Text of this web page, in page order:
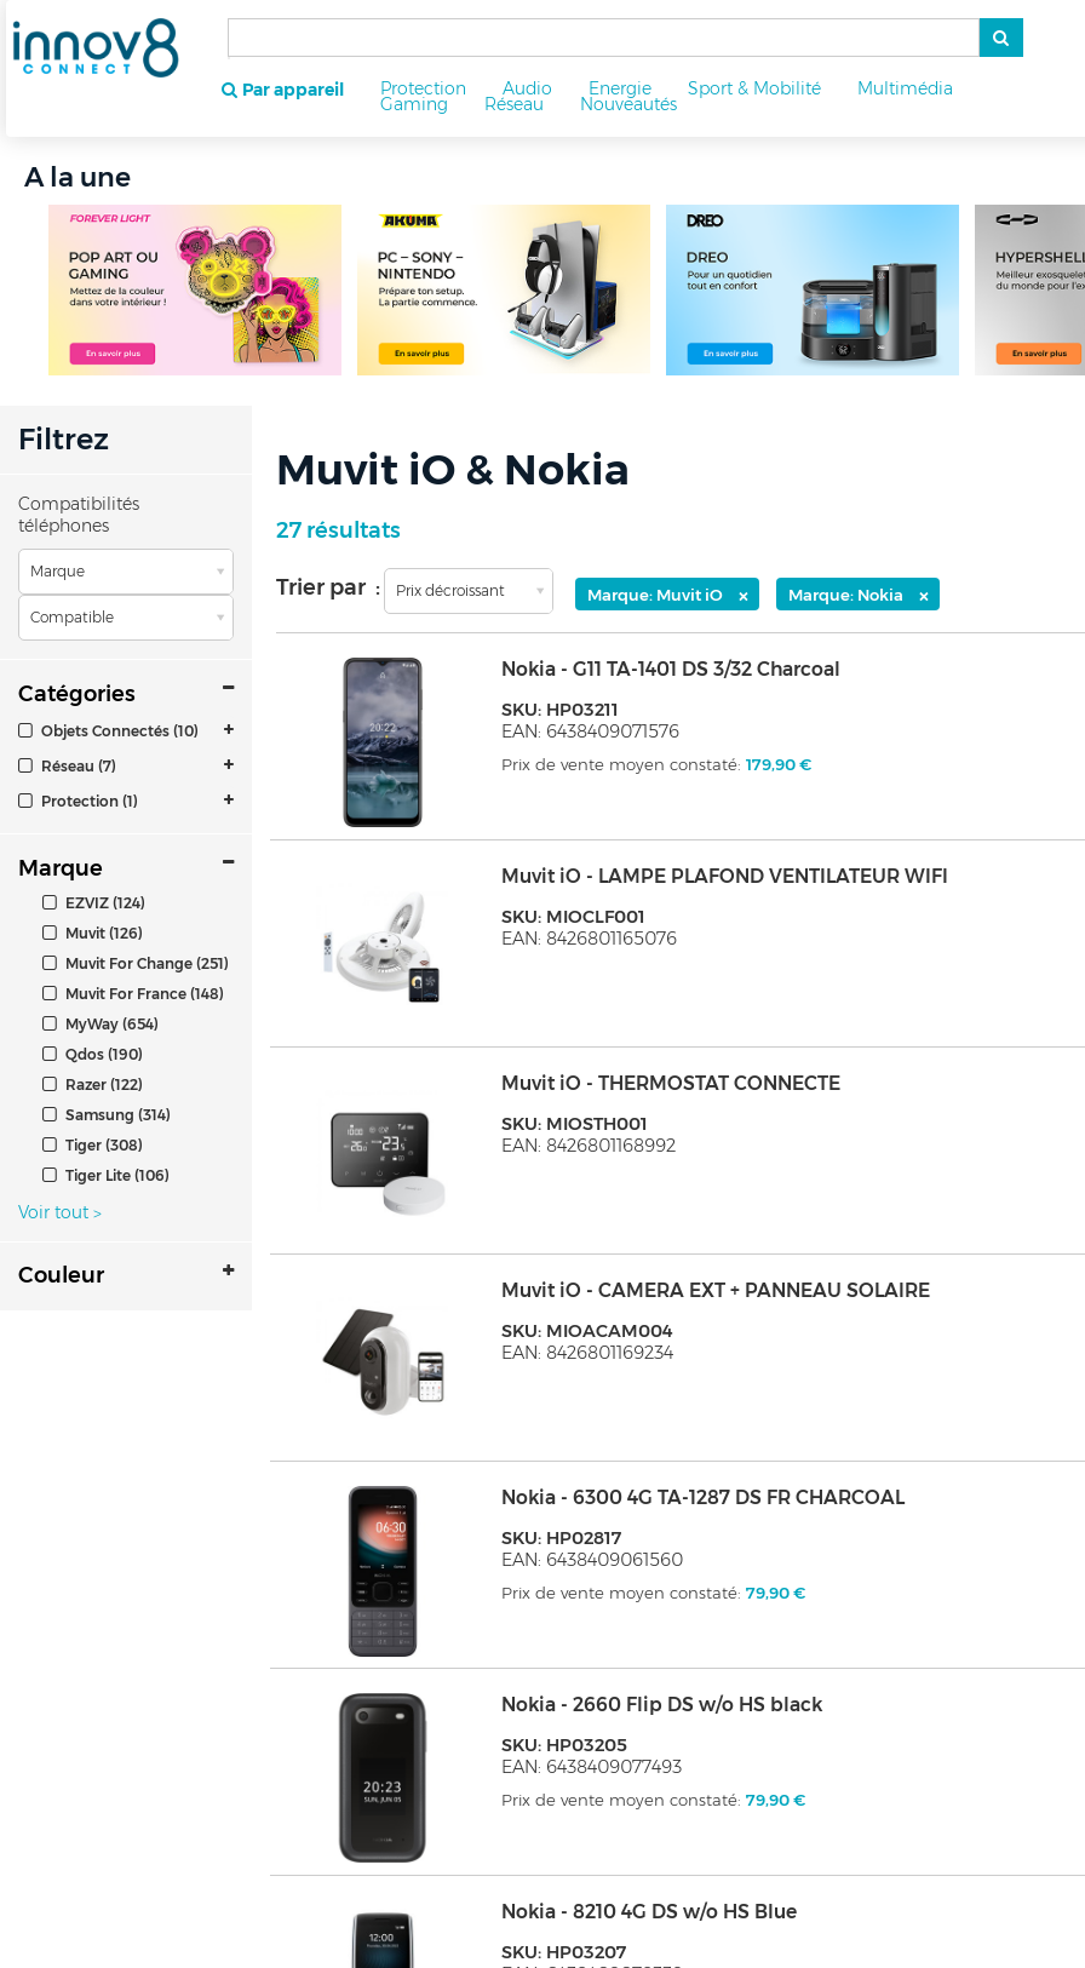
Par appareil Protection Audio Energie Sport & Mobilité Multimédia
Gaming Réseau Nouveautés
A la une
Filtrez
Compatibilités
téléphones
Marque
Compatible
Catégories
Objets Connectés (10)
Réseau (7)
Protection (1)
Marque
EZVIZ (124)
Muvit (126)
Muvit For Change (251)
Muvit For France (148)
MyWay (654)
Qdos (190)
Razer (122)
Samsung (314)
Tiger (308)
Tiger Lite (106)
Voir tout >
Couleur
Muvit iO & Nokia
27 résultats
Trier par : Prix décroissant Marque: Muvit iO × Marque: Nokia ×
Nokia - G11 TA-1401 DS 3/32 Charcoal
SKU: HP03211
EAN: 6438409071576
Prix de vente moyen constaté:179,90 €
Muvit iO - LAMPE PLAFOND VENTILATEUR WIFI
SKU: MIOCLF001
EAN: 8426801165076
Muvit iO - THERMOSTAT CONNECTE
SKU: MIOSTH001
EAN: 8426801168992
Muvit iO - CAMERA EXT + PANNEAU SOLAIRE
SKU: MIOACAM004
EAN: 8426801169234
Nokia - 6300 4G TA-1287 DS FR CHARCOAL
SKU: HP02817
EAN: 6438409061560
Prix de vente moyen constaté:79,90 €
Nokia - 2660 Flip DS w/o HS black
SKU: HP03205
EAN: 6438409077493
Prix de vente moyen constaté:79,90 €
Nokia - 8210 4G DS w/o HS Blue
SKU: HP03207